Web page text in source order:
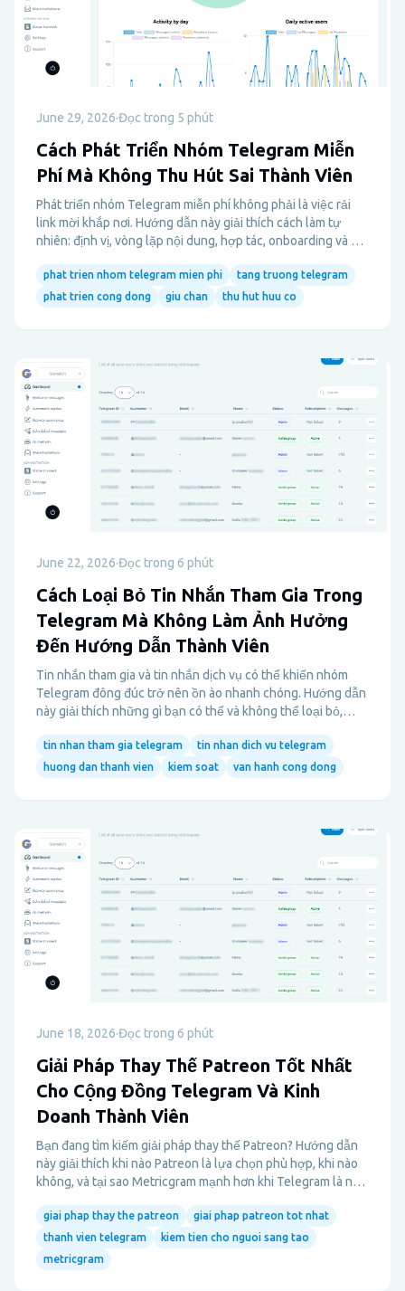
June 29, 2026·Đọc trong 5 phút
Cách Phát Triển Nhóm Telegram Miễn
Phí Mà Không Thu Hút Sai Thành Viên
Phát triển nhóm Telegram miễn phí không phải là việc rải
link mời khắp nơi. Hướng dẫn này giải thích cách làm tự
nhiên: định vị, vòng lặp nội dung, hợp tác, onboarding và giữ
phat trien nhom telegram mien phi
tang truong telegram
phat trien cong dong
giu chan thu hut huu co
June 22, 2026·Đọc trong 6 phút
Cách Loại Bỏ Tin Nhắn Tham Gia Trong
Telegram Mà Không Làm Ảnh Hưởng
Đến Hướng Dẫn Thành Viên
Tin nhắn tham gia và tin nhắn dịch vụ có thể khiến nhóm
Telegram đông đúc trở nên ồn ào nhanh chóng. Hướng dẫn
này giải thích những gì bạn có thể và không thể loại bỏ,
trình hướng dẫn thành viên rõ ràng mà không làm ngập tràn
cuộc trò chuyện.
tin nhan tham gia telegram
tin nhan dich vu telegram
huong dan thanh vien
kiem soat van hanh cong dong
June 18, 2026·Đọc trong 6 phút
Giải Pháp Thay Thế Patreon Tốt Nhất
Cho Cộng Đồng Telegram Và Kinh
Doanh Thành Viên
Bạn đang tìm kiếm giải pháp thay thế Patreon? Hướng dẫn
này giải thích khi nào Patreon là lựa chọn phù hợp, khi nào
không, và tại sao Metricgram mạnh hơn khi Telegram là nơi
giai phap thay the patreon
giai phap patreon tot nhat
thanh vien telegram
kiem tien cho nguoi sang tao
metricgram